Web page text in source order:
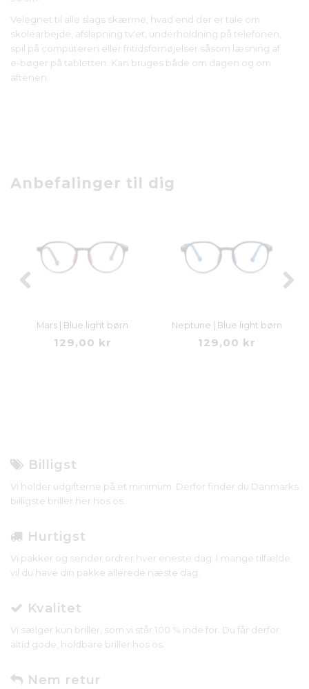
Velegnet til alle slags skærme, hvad end der er tale om
skolearbejde, afslapning tv'et, underholdning på telefonen,
spil på computeren eller fritidsfornøjelser såsom læsning af
e-bøger på tabletten. Kan bruges både om dagen og om
aftenen.
Anbefalinger til dig
Mars | Blue light børn
129,00 kr
Neptune | Blue light børn
129,00 kr
Billigst
Vi holder udgifterne på et minimum. Derfor finder du Danmarks
billigste briller her hos os.
Hurtigst
Vi pakker og sender ordrer hver eneste dag. I mange tilfælde
vil du have din pakke allerede næste dag.
Kvalitet
Vi sælger kun briller, som vi står 100 % inde for. Du får derfor
altid gode, holdbare briller hos os.
Nem retur